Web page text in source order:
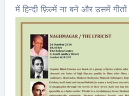
में हिन्दी फ़िल्में ना बने और उसमें गीतों